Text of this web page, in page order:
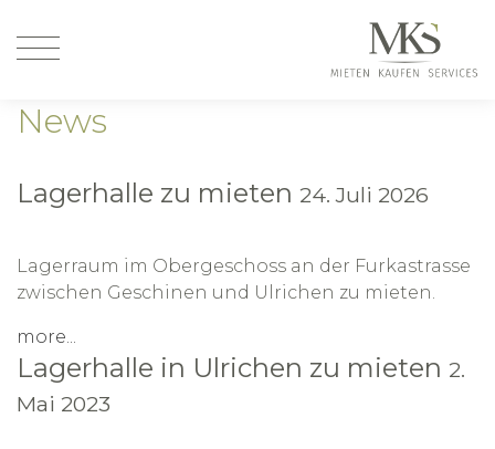
News
Lagerhalle zu mieten 24. Juli 2026
Lagerraum im Obergeschoss an der Furkastrasse
zwischen Geschinen und Ulrichen zu mieten.
more...
Lagerhalle in Ulrichen zu mieten 2.
Mai 2023